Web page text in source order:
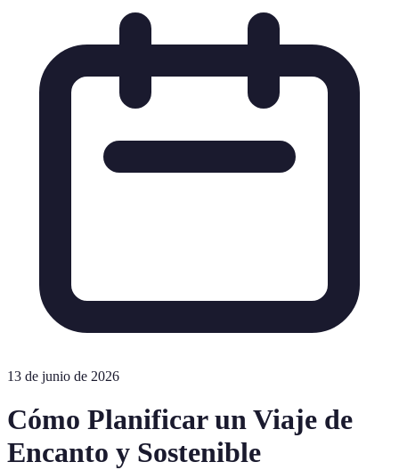
13 de junio de 2026
Cómo Planificar un Viaje de
Encanto y Sostenible